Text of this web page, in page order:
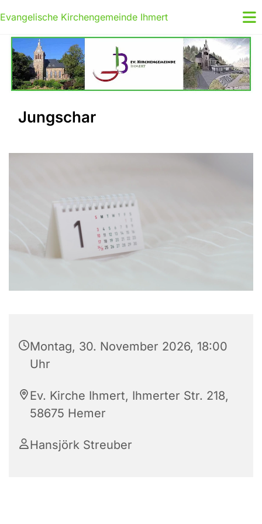
Evangelische Kirchengemeinde Ihmert
Jungschar
Montag, 30. November 2026, 18:00
Uhr
Ev. Kirche Ihmert, Ihmerter Str. 218,
58675 Hemer
Hansjörk Streuber